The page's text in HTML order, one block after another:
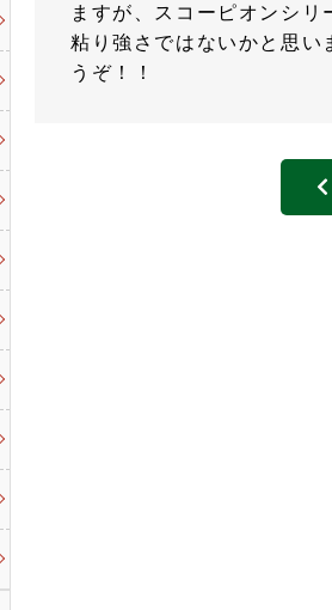
ますが、スコーピオンシ
粘り強さではないかと思い
うぞ！！